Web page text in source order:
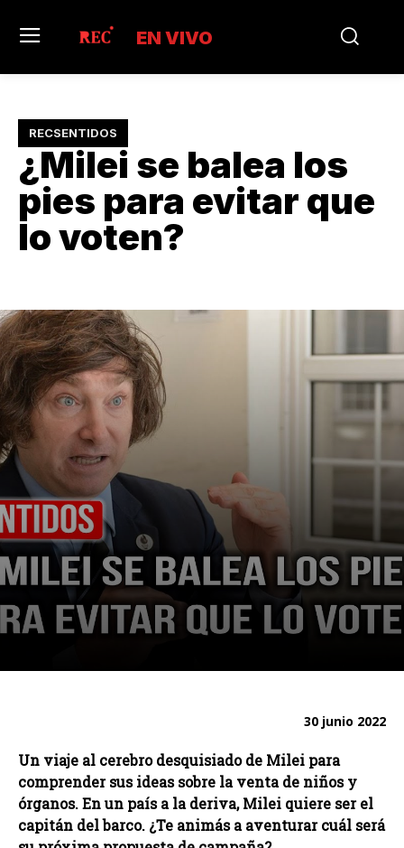
EN VIVO
RECSENTIDOS
¿Milei se balea los
pies para evitar que
lo voten?
30 junio 2022
Un viaje al cerebro desquisiado de Milei para
comprender sus ideas sobre la venta de niños y
órganos. En un país a la deriva, Milei quiere ser el
capitán del barco. ¿Te animás a aventurar cuál será